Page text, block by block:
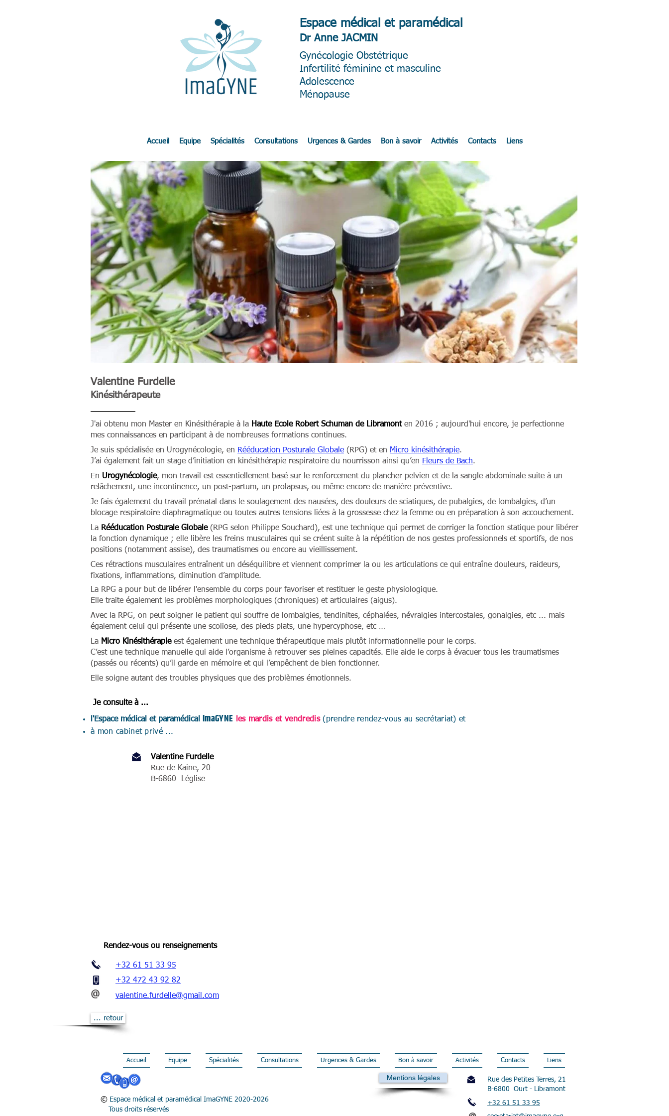
Espace médical et paramédical
Dr Anne JACMIN
Gynécologie Obstétrique
Infertilité féminine et masculine
Adolescence
Ménopause
Accueil Equipe Spécialités Consultations Urgences & Gardes Bon à savoir Activités Contacts Liens
Valentine Furdelle
Kinésithérapeute
J'ai obtenu mon Master en Kinésithérapie à la Haute Ecole Robert Schuman de Libramonten 2016 ; aujourd'hui encore, je perfectionne
mes connaissances en participant à de nombreuses formations continues.
Je suis spécialisée en Urogynécologie, en Rééducation Posturale Globale (RPG) et en Micro kinésithérapie.
J’ai également fait un stage d’initiation en kinésithérapie respiratoire du nourrisson ainsi qu’en Fleurs de Bach.
En Urogynécologie, mon travail est essentiellement basé sur le renforcement du plancher pelvien et de la sangle abdominale suite à un
relâchement, une incontinence, un post-partum, un prolapsus, ou même encore de manière préventive.
Je fais également du travail prénatal dans le soulagement des nausées, des douleurs de sciatiques, de pubalgies, de lombalgies, d’un
blocage respiratoire diaphragmatique ou toutes autres tensions liées à la grossesse chez la femme ou en préparation à son accouchement.
La Rééducation Posturale Globale(RPG selon Philippe Souchard), est une technique qui permet de corriger la fonction statique pour libérer
la fonction dynamique ; elle libère les freins musculaires qui se créent suite à la répétition de nos gestes professionnels et sportifs, de nos
positions (notamment assise), des traumatismes ou encore au vieillissement.
Ces rétractions musculaires entraînent un déséquilibre et viennent comprimer la ou les articulations ce qui entraîne douleurs, raideurs,
fixations, inflammations, diminution d’amplitude.
La RPG a pour but de libérer l'ensemble du corps pour favoriser et restituer le geste physiologique.
Elle traite également les problèmes morphologiques (chroniques) et articulaires (aigus).
Avec la RPG, on peut soigner le patient qui souffre de lombalgies, tendinites, céphalées, névralgies intercostales, gonalgies, etc ... mais
également celui qui présente une scoliose, des pieds plats, une hypercyphose, etc …
La Micro Kinésithérapieest également une technique thérapeutique mais plutôt informationnelle pour le corps.
C’est une technique manuelle qui aide l’organisme à retrouver ses pleines capacités. Elle aide le corps à évacuer tous les traumatismes
(passés ou récents) qu’il garde en mémoire et qui l’empêchent de bien fonctionner.
Elle soigne autant des troubles physiques que des problèmes émotionnels.
Je consulte à ...
l'Espace médical et paramédical ImaGYNE les mardis et vendredis(prendre rendez-vous au secrétariat) et
à mon cabinet privé ...
Valentine Furdelle
Rue de Kaine, 20
B-6860 Léglise
Rendez-vous ou renseignements
@
+32 61 51 33 95
+32 472 43 92 82
valentine.furdelle@gmail.com
... retour
Accueil Equipe Spécialités Consultations Urgences & Gardes Bon à savoir Activités Contacts Liens
© Espace médical et paramédical ImaGYNE 2020-2026
Tous droits réservés
Mentions légales
Rue des Petites Terres, 21
B-6800 Ourt - Libramont
+32 61 51 33 95